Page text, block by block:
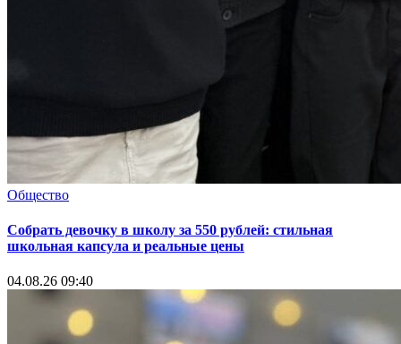
Общество
Собрать девочку в школу за 550 рублей: стильная
школьная капсула и реальные цены
04.08.26 09:40